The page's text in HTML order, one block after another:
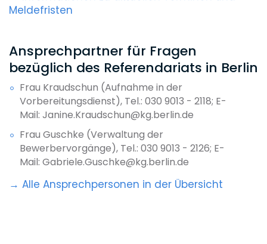
Meldefristen
Ansprechpartner für Fragen
bezüglich des Referendariats in Berlin
Frau Kraudschun (Aufnahme in der
Vorbereitungsdienst), Tel.: 030 9013 - 2118; E-
Mail: Janine.Kraudschun@kg.berlin.de
Frau Guschke (Verwaltung der
Bewerbervorgänge), Tel.: 030 9013 - 2126; E-
Mail: Gabriele.Guschke@kg.berlin.de
→ Alle Ansprechpersonen in der Übersicht